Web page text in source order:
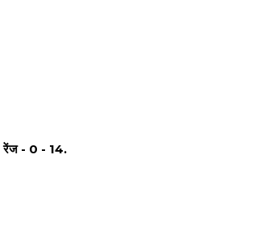
रेंज - 0 - 14.